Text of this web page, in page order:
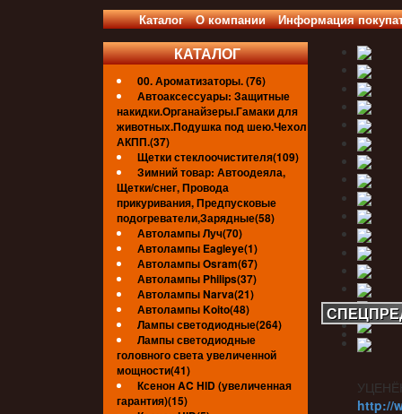
Каталог О компании Информация
КАТАЛОГ
00. Ароматизаторы. (76)
Автоаксессуары: Защитные
накидки.Органайзеры.Гамаки для
животных.Подушка под шею.Чехол
АКПП.(37)
Щетки стеклоочистителя(109)
Зимний товар: Автоодеяла,
Щетки/снег, Провода
прикуривания, Предпусковые
подогреватели,Зарядные(58)
Автолампы Луч(70)
Автолампы Eagleye(1)
Автолампы Osram(67)
Автолампы Philips(37)
Автолампы Narva(21)
Автолампы Koito(48)
Лампы светодиодные(264)
Лампы светодиодные
головного света увеличенной
мощности(41)
Ксенон AC HID (увеличенная
гарантия)(15)
http://